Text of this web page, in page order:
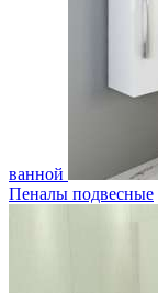
ванной
Пеналы подвесные